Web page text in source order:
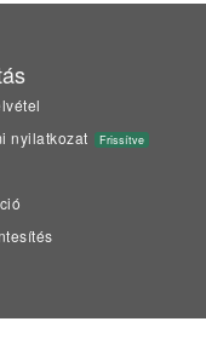
nyilatkozat
Frissítve